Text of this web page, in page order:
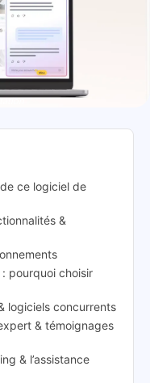
ce logiciel de
&
pourquoi choisir
logiciels concurrents
& témoignages
& l’assistance